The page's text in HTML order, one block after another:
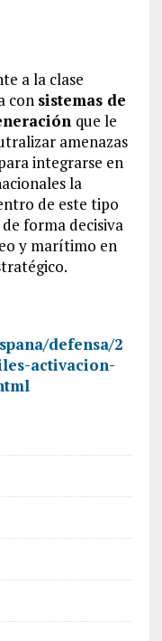
a la clase
con sistemas de
que le
amenazas
integrarse en
la
de este tipo
forma decisiva
y marítimo en
defensa/2
activacion-